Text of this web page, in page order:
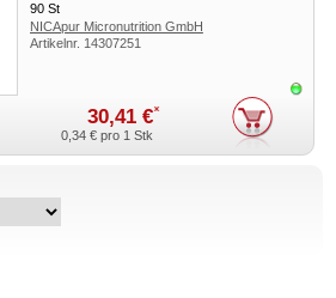
90 St
NICApur Micronutrition GmbH
Artikelnr. 14307251
30,41 €*
0,34 €pro 1 Stk